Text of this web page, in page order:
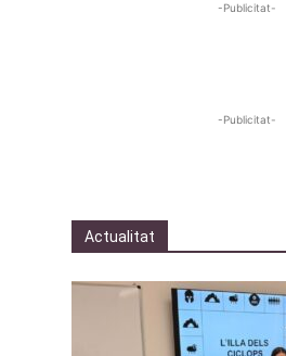
-Publicitat-
-Publicitat-
Actualitat